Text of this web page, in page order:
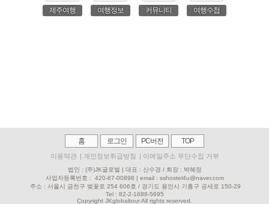
제주여행 여행정보 커뮤니티 여행수첩
홈 로그인 PC버전 TOP
이용약관 | 개인정보취급방침 | 이메일주소 무단수집 거부
법인 : (주)JK글로벌 | 대표 : 신수경 / 회장 : 박혜정
사업자등록번호 : 420-87-00898 | email : sshostel4u@naver.com
주소 : 서울시 금천구 벚꽃로 254 606호 / 경기도 용인시 기흥구 공세로 150-29
Tel : 82-2-1688-5695
Copyright JKglobaltour All rights reserved.